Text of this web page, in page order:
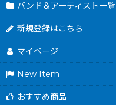
バンド＆アーティスト一覧
新規登録はこちら
マイページ
New Item
おすすめ商品